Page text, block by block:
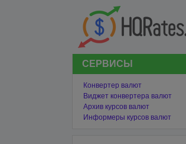
СЕРВИСЫ
Конвертер валют
Виджет конвертера валют
Архив курсов валют
Информеры курсов валют